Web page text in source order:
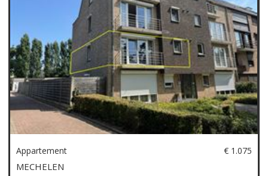
Appartement € 1.075
MECHELEN